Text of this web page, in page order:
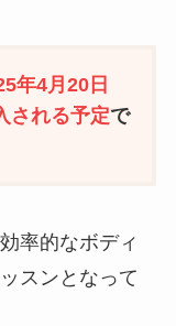
年4月20日
される予定で
率的なボディ
スンとなって